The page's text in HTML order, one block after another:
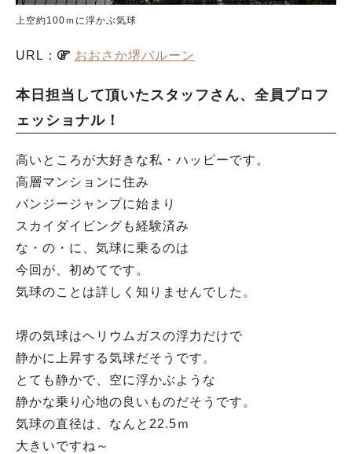
上空約100ｍに浮かぶ気球
URL： おおさか堺バルーン
本日担当して頂いたスタッフさん、全員プロフ
ェッショナル！
高いところが大好きな私・ハッピーです。
高層マンションに住み
バンジージャンプに始まり
スカイダイビングも経験済み
な・の・に、気球に乗るのは
今回が、初めてです。
気球のことは詳しく知りませんでした。
堺の気球はヘリウムガスの浮力だけで
静かに上昇する気球だそうです。
とても静かで、空に浮かぶような
静かな乗り心地の良いものだそうです。
気球の直径は、なんと22.5ｍ
大きいですね～